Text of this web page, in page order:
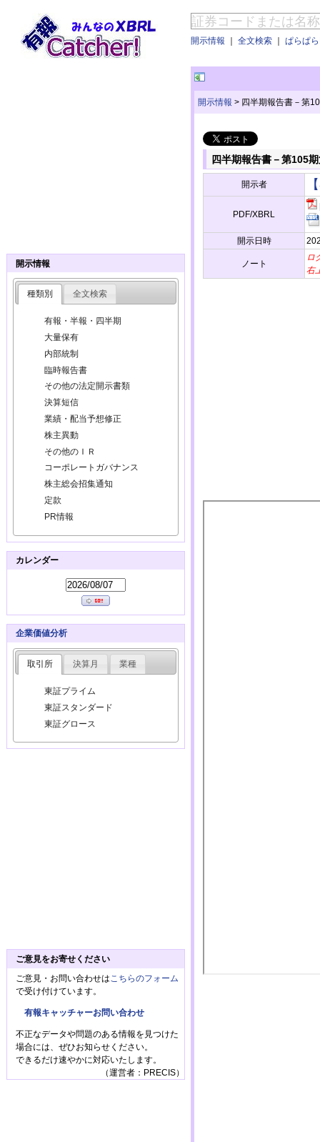
開示情報 ｜ 全文検索 ｜ ぱらぱ
開示情報 > 四半期報告書－第
四半期報告書－第105
開示者
PDF/XBRL
開示日時
ノート
ロ
右
開示情報
種類別 全文検索
有報・半報・四半期
大量保有
内部統制
臨時報告書
その他の法定開示書類
決算短信
業績・配当予想修正
株主異動
その他のＩＲ
コーポレートガバナンス
株主総会招集通知
定款
PR情報
カレンダー
企業価値分析
取引所 決算月 業種
東証プライム
東証スタンダード
東証グロース
ご意見をお寄せください
ご意見・お問い合わせは こちらのフォーム
で受け付けています。
有報キャッチャーお問い合わせ
不正なデータや問題のある情報を見つけた
場合には、ぜひお知らせください。
できるだけ速やかに対応いたします。
（運営者：PRECIS）